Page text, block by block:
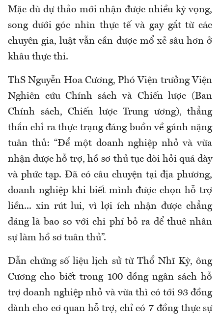
Mặc dù dự thảo mới nhận được nhiều kỳ vọng,
song dưới góc nhìn thực tế và gay gắt từ các
chuyên gia, luật vẫn cần được mổ xẻ sâu hơn ở
khâu thực thi.
ThS Nguyễn Hoa Cương, Phó Viện trưởng Viện
Nghiên cứu Chính sách và Chiến lược (Ban
Chính sách, Chiến lược Trung ương), thẳng
thắn chỉ ra thực trạng đáng buồn về gánh nặng
tuân thủ: “Để một doanh nghiệp nhỏ và vừa
nhận được hỗ trợ, hồ sơ thủ tục đòi hỏi quá dày
và phức tạp. Đã có câu chuyện tại địa phương,
doanh nghiệp khi biết mình được chọn hỗ trợ
liền... xin rút lui, vì lợi ích nhận được chẳng
đáng là bao so với chi phí bỏ ra để thuê nhân
sự làm hồ sơ tuân thủ”.
Dẫn chứng số liệu lịch sử từ Thổ Nhĩ Kỳ, ông
Cương cho biết trong 100 đồng ngân sách hỗ
trợ doanh nghiệp nhỏ và vừa thì có tới 93 đồng
dành cho cơ quan hỗ trợ, chỉ có 7 đồng thực sự